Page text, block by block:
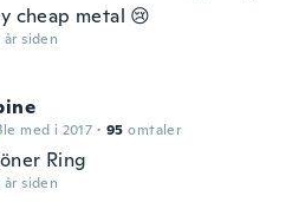
cheap metal 😢
år siden
med i 2017 · 95 omtaler
Ring
år siden